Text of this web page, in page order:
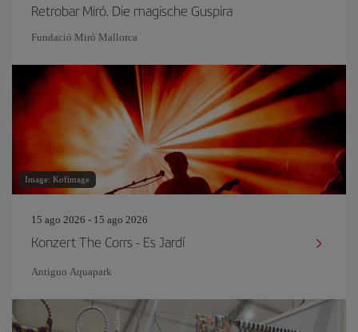
Retrobar Miró. Die magische Guspira
Fundació Miró Mallorca
Image: Kofimage
15 ago 2026 - 15 ago 2026
Konzert The Corrs - Es Jardí
Antiguo Aquapark